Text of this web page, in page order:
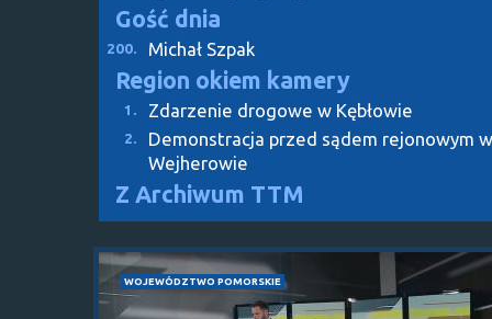
Gość dnia
200. Michał Szpak
Region okiem kamery
1. Zdarzenie drogowe w Kębłowie
2.
Demonstracja przed sądem rejonowym w
Wejherowie
Z Archiwum TTM
WOJEWÓDZTWO POMORSKIE